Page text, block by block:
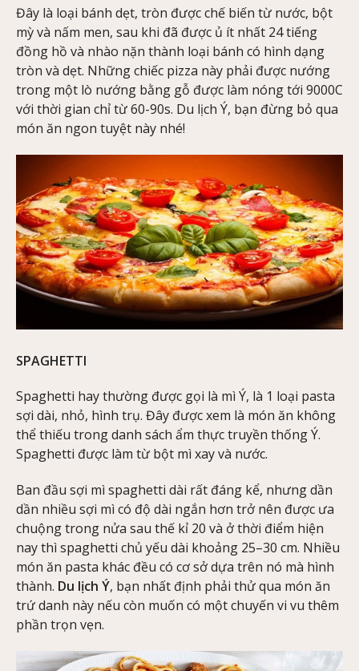
Đây là loại bánh dẹt, tròn được chế biến từ nước, bột
mỳ và nấm men, sau khi đã được ủ ít nhất 24 tiếng
đồng hồ và nhào nặn thành loại bánh có hình dạng
tròn và dẹt. Những chiếc pizza này phải được nướng
trong một lò nướng bằng gỗ được làm nóng tới 9000C
với thời gian chỉ từ 60-90s. Du lịch Ý, bạn đừng bỏ qua
món ăn ngon tuyệt này nhé!
SPAGHETTI
Spaghetti hay thường được gọi là mì Ý, là 1 loại pasta
sợi dài, nhỏ, hình trụ. Đây được xem là món ăn không
thể thiếu trong danh sách ẩm thực truyền thống Ý.
Spaghetti được làm từ bột mì xay và nước.
Ban đầu sợi mì spaghetti dài rất đáng kể, nhưng dần
dần nhiều sợi mì có độ dài ngắn hơn trở nên được ưa
chuộng trong nửa sau thế kỉ 20 và ở thời điểm hiện
nay thì spaghetti chủ yếu dài khoảng 25–30 cm. Nhiều
món ăn pasta khác đều có cơ sở dựa trên nó mà hình
thành. Du lịch Ý, bạn nhất định phải thử qua món ăn
trứ danh này nếu còn muốn có một chuyến vi vu thêm
phần trọn vẹn.